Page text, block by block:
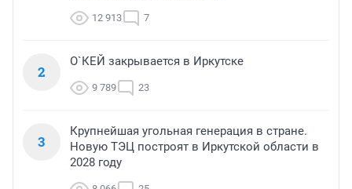
12 913 7
2
О`КЕЙ закрывается в Иркутске
9 789 23
3
Крупнейшая угольная генерация в стране.
Новую ТЭЦ построят в Иркутской области в
2028 году